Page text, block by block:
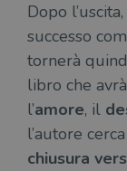
Dopo
successo
tornerà
libro che
l’amore, il
l’autore
chiusura